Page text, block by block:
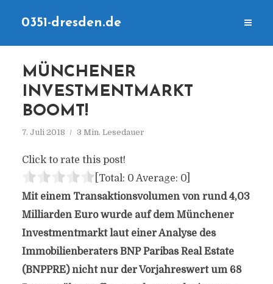
0351-dresden.de
MÜNCHENER
INVESTMENTMARKT
BOOMT!
7. Juli 2018 3 Min. Lesedauer
Click to rate this post!
[Total: 0 Average: 0]
Mit einem Transaktionsvolumen von rund 4,03
Milliarden Euro wurde auf dem Münchener
Investmentmarkt laut einer Analyse des
Immobilienberaters BNP Paribas Real Estate
(BNPPRE) nicht nur der Vorjahreswert um 68